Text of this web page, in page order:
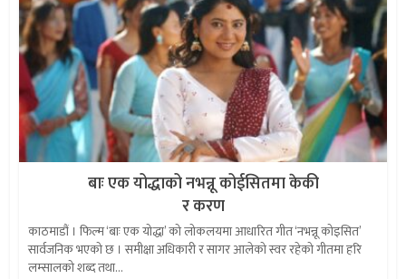
बाः एक योद्धाको नभन्नू कोईसितमा केकी
र करण
काठमाडौं । फिल्म ‘बाः एक योद्धा’ को लोकलयमा आधारित गीत ‘नभन्नू कोइसित’
सार्वजनिक भएको छ । समीक्षा अधिकारी र सागर आलेको स्वर रहेको गीतमा हरि
लम्सालको शब्द तथा...